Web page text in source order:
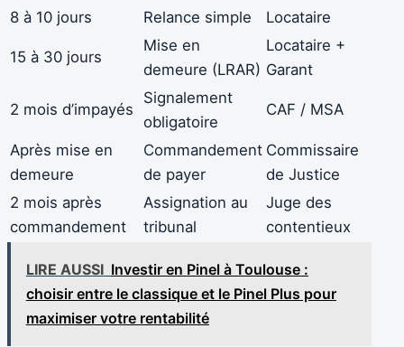
8 à 10 jours Relance simple Locataire
15 à 30 jours
Mise en
demeure (LRAR)
Locataire +
Garant
2 mois d’impayés
Signalement
obligatoire
CAF / MSA
Après mise en
demeure
Commandement
de payer
Commissaire
de Justice
2 mois après
commandement
Assignation au
tribunal
Juge des
contentieux
LIRE AUSSI Investir en Pinel à Toulouse :
choisir entre le classique et le Pinel Plus pour
maximiser votre rentabilité